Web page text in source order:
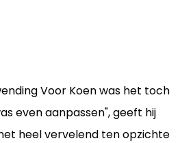
Voor Koen was het toch
even aanpassen", geeft hij
heel vervelend ten opzichte